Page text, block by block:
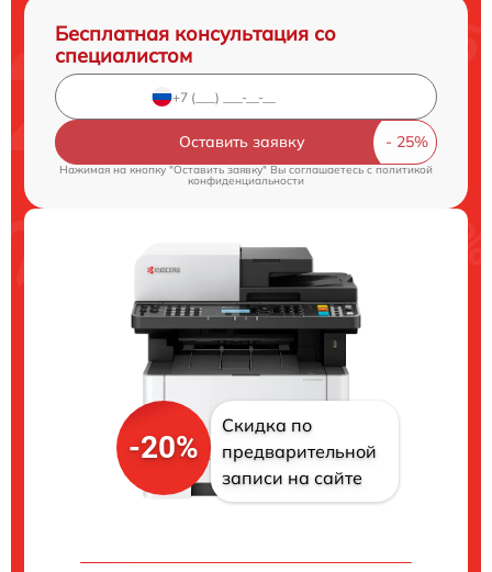
Бесплатная консультация со
специалистом
Оставить заявку
Нажимая на кнопку "Оставить заявку" Вы соглашаетесь cполитикой
конфиденциальности
-20%
Скидка по
предварительной
записи на сайте